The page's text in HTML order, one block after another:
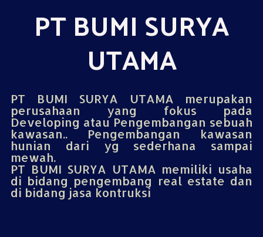
PT BUMI SURYA
UTAMA
PT BUMI SURYA UTAMA merupakan
perusahaan yang fokus pada
Developing atau Pengembangan sebuah
kawasan.. Pengembangan kawasan
hunian dari yg sederhana sampai
mewah.
PT BUMI SURYA UTAMA memiliki usaha
di bidang pengembang real estate dan
di bidang jasa kontruksi